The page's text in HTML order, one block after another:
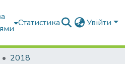
Статистика Увійти
2018